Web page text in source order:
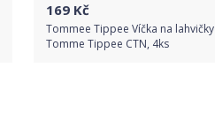
169 Kč
Tommee Tippee Víčka na lahvičky
Tomme Tippee CTN, 4ks